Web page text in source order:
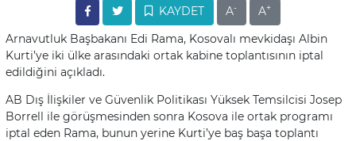
KAYDET A- A+
Arnavutluk Başbakanı Edi Rama, Kosovalı mevkidaşı Albin
Kurti’ye iki ülke arasındaki ortak kabine toplantısının iptal
edildiğini açıkladı.
AB Dış İlişkiler ve Güvenlik Politikası Yüksek Temsilcisi Josep
Borrell ile görüşmesinden sonra Kosova ile ortak programı
iptal eden Rama, bunun yerine Kurti’ye baş başa toplantı